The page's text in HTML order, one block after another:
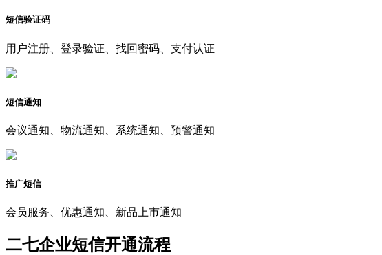
短信验证码
用户注册、登录验证、找回密码、支付认证
短信通知
会议通知、物流通知、系统通知、预警通知
推广短信
会员服务、优惠通知、新品上市通知
二七企业短信开通流程